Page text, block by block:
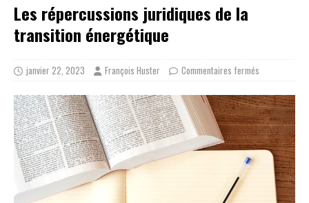
Les répercussions juridiques de la
transition énergétique
janvier 22, 2023 François Huster Commentaires fermés